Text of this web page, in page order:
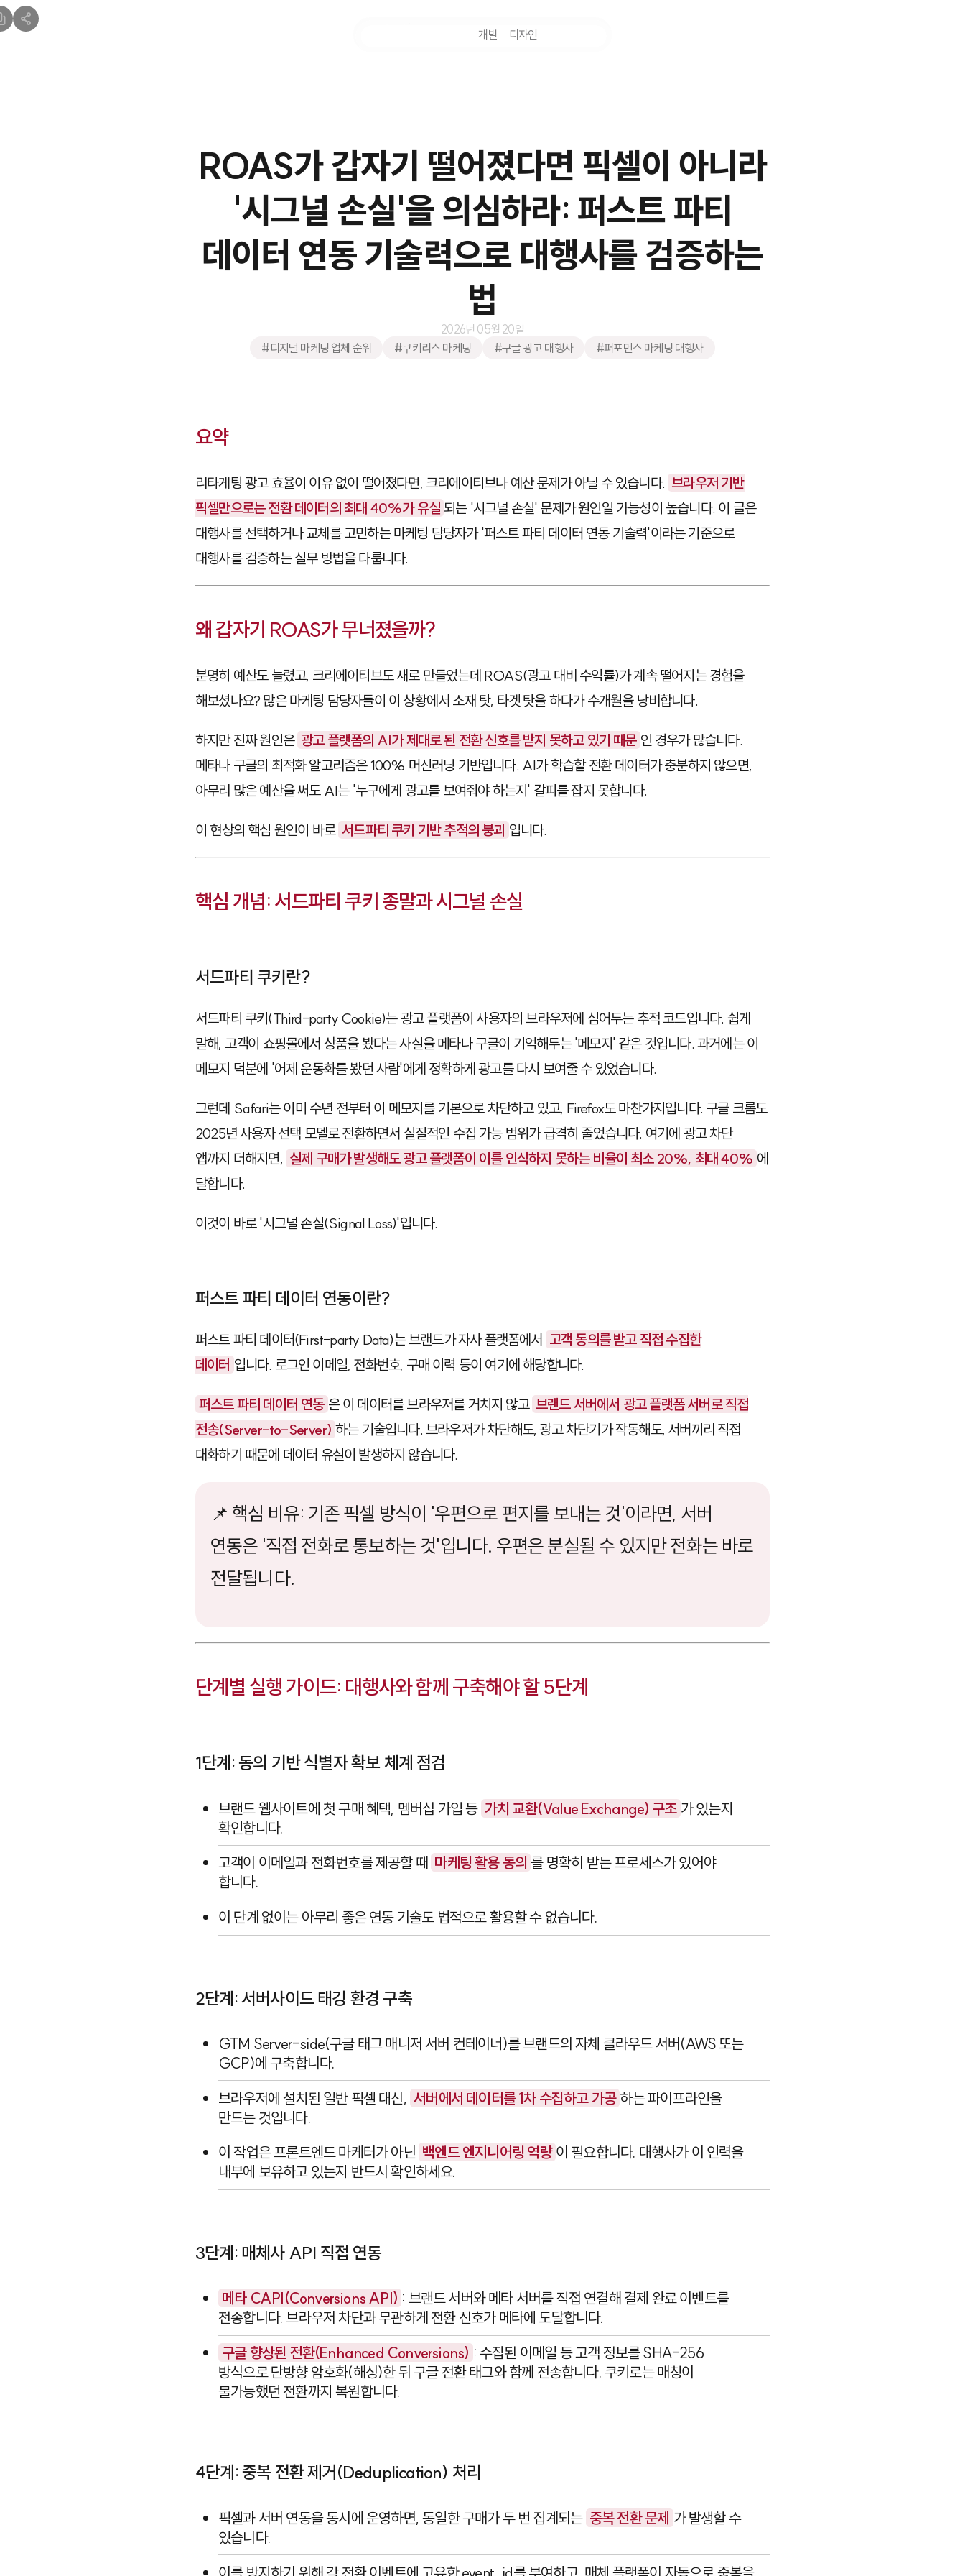
개발 디자인
ROAS가 갑자기 떨어졌다면 픽셀이 아니라
'시그널 손실'을 의심하라: 퍼스트 파티
데이터 연동 기술력으로 대행사를 검증하는
법
2026년 05월 20일
#디지털 마케팅 업체 순위
#쿠키리스 마케팅 #구글 광고 대행사 #퍼포먼스 마케팅 대행사
요약
리타게팅 광고 효율이 이유 없이 떨어졌다면, 크리에이티브나 예산 문제가 아닐 수 있습니다. 브라우저 기반
픽셀만으로는 전환 데이터의 최대 40%가 유실 되는 '시그널 손실' 문제가 원인일 가능성이 높습니다. 이 글은
대행사를 선택하거나 교체를 고민하는 마케팅 담당자가 '퍼스트 파티 데이터 연동 기술력'이라는 기준으로
대행사를 검증하는 실무 방법을 다룹니다.
왜 갑자기 ROAS가 무너졌을까?
분명히 예산도 늘렸고, 크리에이티브도 새로 만들었는데 ROAS(광고 대비 수익률)가 계속 떨어지는 경험을
해보셨나요? 많은 마케팅 담당자들이 이 상황에서 소재 탓, 타겟 탓을 하다가 수개월을 낭비합니다.
하지만 진짜 원인은 광고 플랫폼의 AI가 제대로 된 전환 신호를 받지 못하고 있기 때문 인 경우가 많습니다.
메타나 구글의 최적화 알고리즘은 100% 머신러닝 기반입니다. AI가 학습할 전환 데이터가 충분하지 않으면,
아무리 많은 예산을 써도 AI는 '누구에게 광고를 보여줘야 하는지' 갈피를 잡지 못합니다.
이 현상의 핵심 원인이 바로 서드파티 쿠키 기반 추적의 붕괴 입니다.
핵심 개념: 서드파티 쿠키 종말과 시그널 손실
서드파티 쿠키란?
서드파티 쿠키(Third-party Cookie)는 광고 플랫폼이 사용자의 브라우저에 심어두는 추적 코드입니다. 쉽게
말해, 고객이 쇼핑몰에서 상품을 봤다는 사실을 메타나 구글이 기억해두는 '메모지' 같은 것입니다. 과거에는 이
메모지 덕분에 '어제 운동화를 봤던 사람'에게 정확하게 광고를 다시 보여줄 수 있었습니다.
그런데 Safari는 이미 수년 전부터 이 메모지를 기본으로 차단하고 있고, Firefox도 마찬가지입니다. 구글 크롬도
2025년 사용자 선택 모델로 전환하면서 실질적인 수집 가능 범위가 급격히 줄었습니다. 여기에 광고 차단
앱까지 더해지면, 실제 구매가 발생해도 광고 플랫폼이 이를 인식하지 못하는 비율이 최소 20%, 최대 40% 에
달합니다.
이것이 바로 '시그널 손실(Signal Loss)'입니다.
퍼스트 파티 데이터 연동이란?
퍼스트 파티 데이터(First-party Data)는 브랜드가 자사 플랫폼에서 고객 동의를 받고 직접 수집한
데이터 입니다. 로그인 이메일, 전화번호, 구매 이력 등이 여기에 해당합니다.
퍼스트 파티 데이터 연동 은 이 데이터를 브라우저를 거치지 않고 브랜드 서버에서 광고 플랫폼 서버로 직접
전송(Server-to-Server) 하는 기술입니다. 브라우저가 차단해도, 광고 차단기가 작동해도, 서버끼리 직접
대화하기 때문에 데이터 유실이 발생하지 않습니다.
📌 핵심 비유: 기존 픽셀 방식이 '우편으로 편지를 보내는 것'이라면, 서버
연동은 '직접 전화로 통보하는 것'입니다. 우편은 분실될 수 있지만 전화는 바로
전달됩니다.
단계별 실행 가이드: 대행사와 함께 구축해야 할 5단계
1단계: 동의 기반 식별자 확보 체계 점검
브랜드 웹사이트에 첫 구매 혜택, 멤버십 가입 등 가치 교환(Value Exchange) 구조 가 있는지
확인합니다.
고객이 이메일과 전화번호를 제공할 때 마케팅 활용 동의 를 명확히 받는 프로세스가 있어야
합니다.
이 단계 없이는 아무리 좋은 연동 기술도 법적으로 활용할 수 없습니다.
2단계: 서버사이드 태깅 환경 구축
GTM Server-side(구글 태그 매니저 서버 컨테이너)를 브랜드의 자체 클라우드 서버(AWS또는
GCP)에 구축합니다.
브라우저에 설치된 일반 픽셀 대신, 서버에서 데이터를 1차 수집하고 가공 하는 파이프라인을
만드는 것입니다.
이 작업은 프론트엔드 마케터가 아닌 백엔드 엔지니어링 역량 이 필요합니다. 대행사가 이 인력을
내부에 보유하고 있는지 반드시 확인하세요.
3단계: 매체사 API 직접 연동
메타 CAPI(Conversions API) : 브랜드 서버와 메타 서버를 직접 연결해 결제 완료 이벤트를
전송합니다. 브라우저 차단과 무관하게 전환 신호가 메타에 도달합니다.
구글향상된 전환(Enhanced Conversions) : 수집된 이메일 등 고객 정보를SHA-256
방식으로 단방향 암호화(해싱)한 뒤 구글 전환 태그와 함께 전송합니다. 쿠키로는 매칭이
불가능했던 전환까지 복원합니다.
4단계: 중복 전환 제거(Deduplication) 처리
픽셀과 서버 연동을 동시에 운영하면, 동일한 구매가 두 번 집계되는 중복 전환 문제 가 발생할 수
있습니다.
이를 방지하기 위해 각 전환 이벤트에 고유한event_id를 부여하고, 매체 플랫폼이 자동으로 중복을